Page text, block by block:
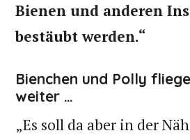
Bienen und anderen
bestäubt werden.“
Bienchen und Polly
weiter …
„Es soll da aber in der